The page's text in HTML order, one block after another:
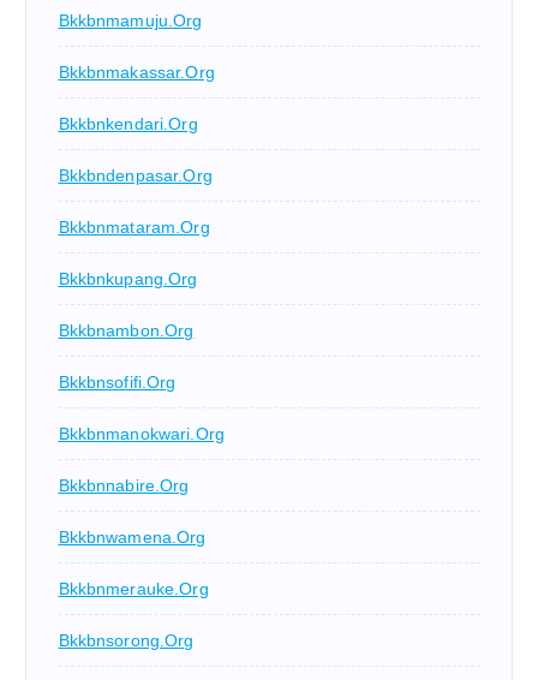
Bkkbnmamuju.org
Bkkbnmakassar.org
Bkkbnkendari.org
Bkkbndenpasar.org
Bkkbnmataram.org
Bkkbnkupang.org
Bkkbnambon.org
Bkkbnsofifi.org
Bkkbnmanokwari.org
Bkkbnnabire.org
Bkkbnwamena.org
Bkkbnmerauke.org
Bkkbnsorong.org